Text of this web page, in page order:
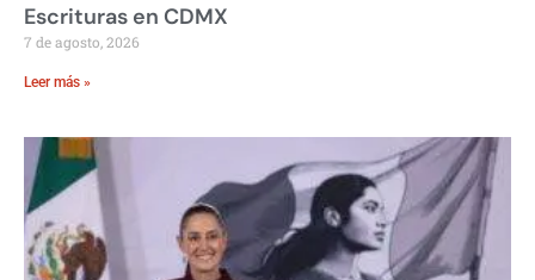
Escrituras en CDMX
7 de agosto, 2026
Leer más »